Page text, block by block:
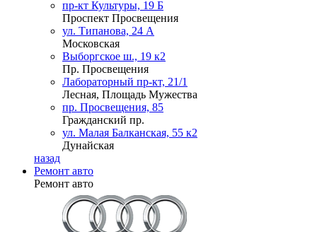
пр-кт Культуры, 19 Б
Проспект Просвещения
ул. Типанова, 24 А
Московская
Выборгское ш., 19 к2
Пр. Просвещения
Лабораторный пр-кт, 21/1
Лесная, Площадь Мужества
пр. Просвещения, 85
Гражданский пр.
ул. Малая Балканская, 55 к2
Дунайская
назад
Ремонт авто
Ремонт авто